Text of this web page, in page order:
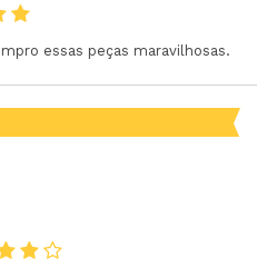
essas peças maravilhosas.